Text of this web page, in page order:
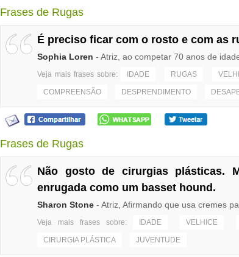
Frases de Rugas
É preciso ficar com o rosto e com as
Sophia Loren - Atriz, ao competar 70 anos de
Veja mais frases sobre: IDADE RUGAS
COMPREENSÃO DESPRENDIMENTO
Frases de Rugas
Não gosto de cirurgias plásticas.
enrugada como um basset hound.
Sharon Stone - Atriz, Afirmando que usa cremes
Veja mais frases sobre: IDADE VELHICE
CIRURGIA PLÁSTICA JUVENTUDE